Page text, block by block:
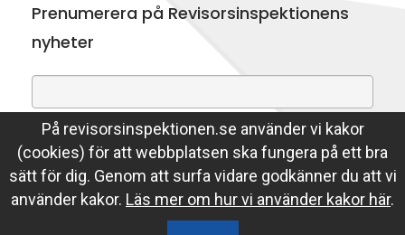
På revisorsinspektionen.se använder vi kakor
(cookies) för att webbplatsen ska fungera på ett bra
sätt för dig. Genom att surfa vidare godkänner du att vi
använder kakor. Läs mer om hur vi använder kakor här.
Prenumerera på Revisorsinspektionens
nyheter
Genom att prenumerera på nyheter godkänner du att
Revisorsinspektionen lagrar din e-postadress.
Läs mer